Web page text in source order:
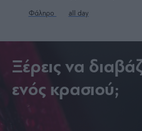
Φάληρο all day
Ξέρεις να
ενός κρασιού;